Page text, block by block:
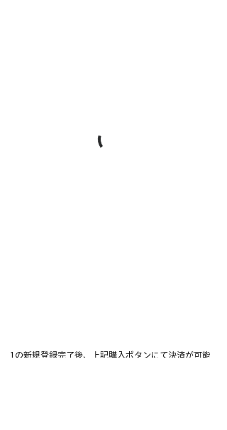
1の新規登録完了後、上記購入ボタンにて決済が可能